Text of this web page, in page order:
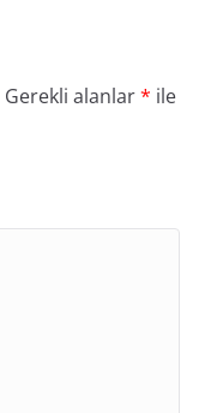
Gerekli alanlar* ile